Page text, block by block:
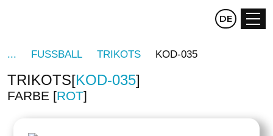
CZ EN
DE
FUSSBALL TRIKOTS KOD-035
TRIKOTS KOD-035
FARBE ROT